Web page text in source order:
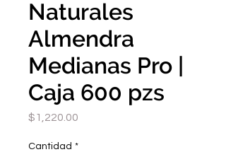
Naturales
Almendra
Medianas Pro |
Caja 600 pzs
$1,220.00
Cantidad *